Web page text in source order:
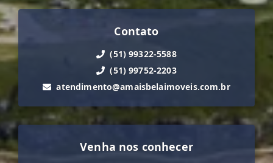
Contato
(51) 99322-5588
(51) 99752-2203
atendimento@amaisbelaimoveis.com.br
Venha nos conhecer